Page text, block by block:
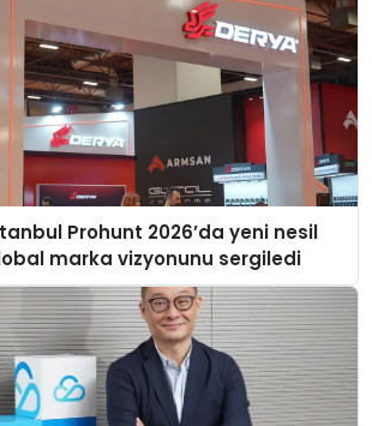
Prohunt 2026’da yeni nesil
marka vizyonunu sergiledi